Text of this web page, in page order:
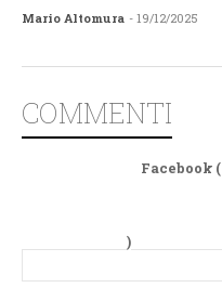
Mario Altomura - 19/12/2025
COMMENTI
Facebook (
)